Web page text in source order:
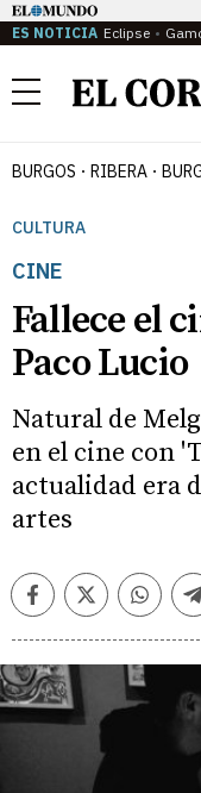
ES NOTICIA Eclipse
Menú
BURGOS RIBERA
CULTURA
CINE
Fallece el
Paco Lucio
Natural de
en el cine con
actualidad era
artes
FacebookTwitter